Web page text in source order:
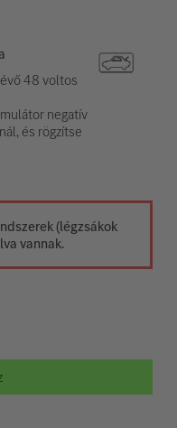
48 voltos
negatív
és rögzítse
(légzsákok
vannak.